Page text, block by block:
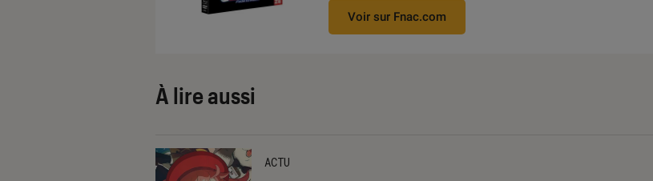
Voir sur Fnac.com
À lire aussi
ACTU